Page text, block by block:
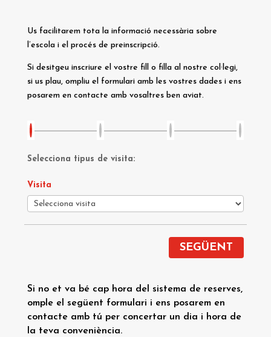
Us facilitarem tota la informació necessària sobre
l’escola i el procés de preinscripció.
Si desitgeu inscriure el vostre fill o filla al nostre col·legi,
si us plau, ompliu el formulari amb les vostres dades i ens
posarem en contacte amb vosaltres ben aviat.
Selecciona tipus de visita:
Visita
SEGÜENT
Si no et va bé cap hora del sistema de reserves,
omple el següent formulari i ens posarem en
contacte amb tú per concertar un dia i hora de
la teva conveniència.